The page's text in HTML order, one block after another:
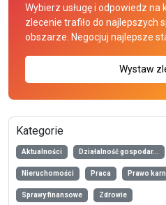
Wybierz usługę i odpowiedz na
zlecenie trafiło do najlepszych
obszarze. Negocjuj najlepsze
Wystaw
Kategorie
Aktualności Działalność gospodar...
Nieruchomości Praca Prawo
Sprawy finansowe Zdrowie